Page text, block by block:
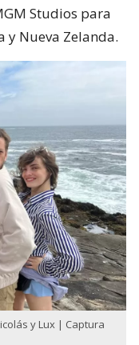
Studios para
y Nueva Zelanda.
y Lux | Captura